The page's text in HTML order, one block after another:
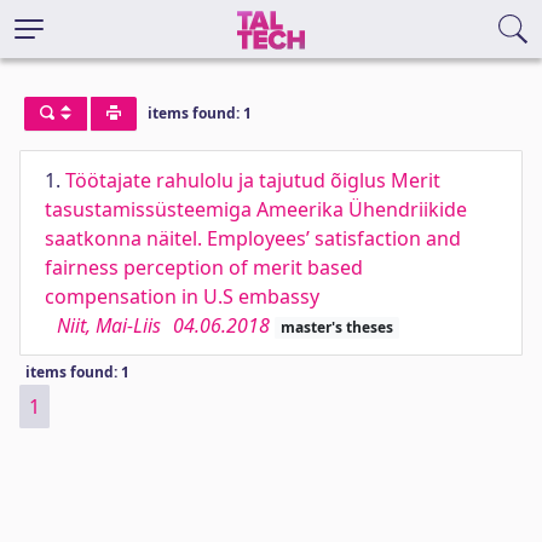
items found: 1
1. Töötajate rahulolu ja tajutud õiglus Merit
tasustamissüsteemiga Ameerika Ühendriikide
saatkonna näitel. Employees’ satisfaction and
fairness perception of merit based
compensation in U.S embassy
Niit, Mai-Liis 04.06.2018 master's theses
items found: 1
1